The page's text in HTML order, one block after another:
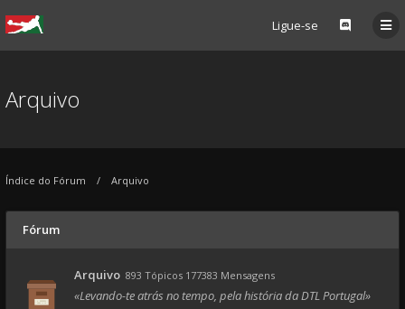
Ligue-se
Arquivo
Índice do Fórum Arquivo
Fórum
Arquivo 893 Tópicos 177383 Mensagens
«Levando-te atrás no tempo, pela história da DTL Portugal»